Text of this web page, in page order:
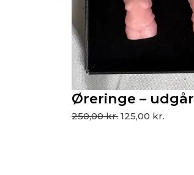
Øreringe – udgår
250,00kr. 125,00 kr.